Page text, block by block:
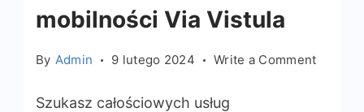
mobilności Via Vistula
By Admin 9 lutego 2024 Write a Commenton
Szukasz całościowych usług